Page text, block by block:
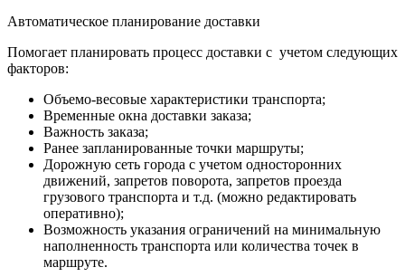
Автоматическое планирование доставки
Помогает планировать процесс доставки с учетом следующих
факторов:
Объемо-весовые характеристики транспорта;
Временные окна доставки заказа;
Важность заказа;
Ранее запланированные точки маршруты;
Дорожную сеть города с учетом односторонних
движений, запретов поворота, запретов проезда
грузового транспорта и т.д. (можно редактировать
оперативно);
Возможность указания ограничений на минимальную
наполненность транспорта или количества точек в
маршруте.